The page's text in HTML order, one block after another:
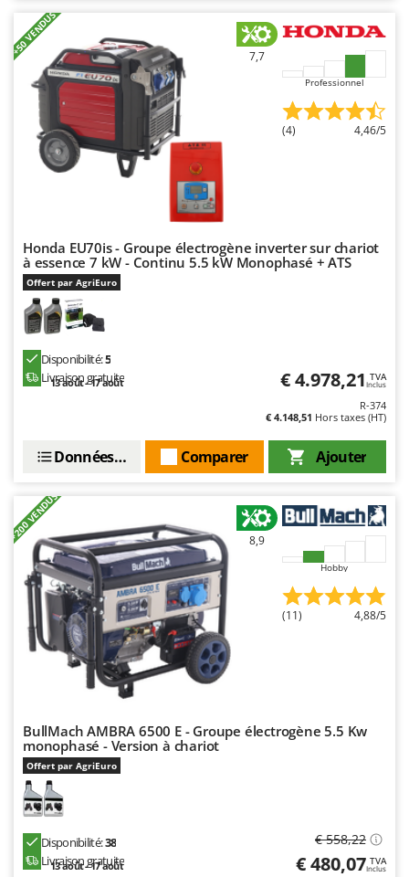
+50 VENDUS 7,7
Professionnel
(4) 4,46/5
Honda EU70is - Groupe électrogène inverter sur chariot
à essence 7 kW - Continu 5.5 kW Monophasé + ATS
Offert par AgriEuro
Disponibilité:5
Livraison gratuite
13 août - 17 août € 4.978,21 TVA
Inclus
R-374
€ 4.148,51 Hors taxes (HT)
Ajouter
Comparer
Données techniques
+200 VENDUS 8,9
Hobby
(11) 4,88/5
BullMach AMBRA 6500 E - Groupe électrogène 5.5 Kw
monophasé - Version à chariot
Offert par AgriEuro
Disponibilité:38
Livraison gratuite
13 août - 17 août
€ 558,22
€ 480,07 TVA
Inclus